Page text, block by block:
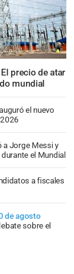
El precio de atar
mundial
el nuevo
a Jorge Messi y
el Mundial
a fiscales
de agosto
sobre el